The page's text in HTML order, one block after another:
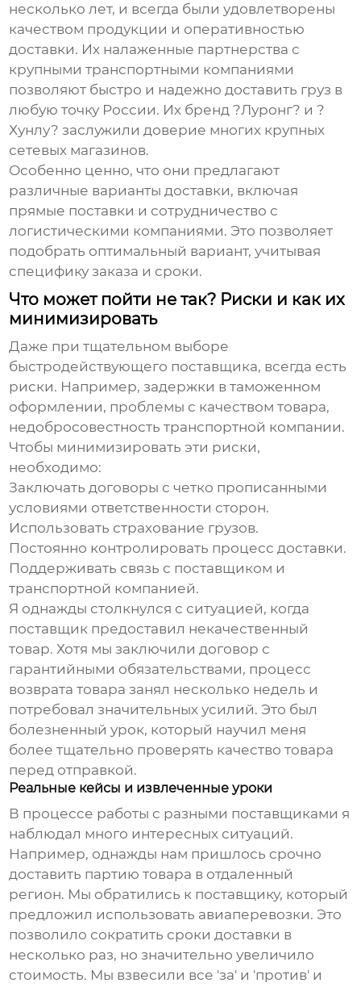
несколько лет, и всегда были удовлетворены
качеством продукции и оперативностью
доставки. Их налаженные партнерства с
крупными транспортными компаниями
позволяют быстро и надежно доставить груз в
любую точку России. Их бренд ?Луронг? и ?
Хунлу? заслужили доверие многих крупных
сетевых магазинов.
Особенно ценно, что они предлагают
различные варианты доставки, включая
прямые поставки и сотрудничество с
логистическими компаниями. Это позволяет
подобрать оптимальный вариант, учитывая
специфику заказа и сроки.
Что может пойти не так? Риски и как их
минимизировать
Даже при тщательном выборе
быстродействующего поставщика, всегда есть
риски. Например, задержки в таможенном
оформлении, проблемы с качеством товара,
недобросовестность транспортной компании.
Чтобы минимизировать эти риски,
необходимо:
Заключать договоры с четко прописанными
условиями ответственности сторон.
Использовать страхование грузов.
Постоянно контролировать процесс доставки.
Поддерживать связь с поставщиком и
транспортной компанией.
Я однажды столкнулся с ситуацией, когда
поставщик предоставил некачественный
товар. Хотя мы заключили договор с
гарантийными обязательствами, процесс
возврата товара занял несколько недель и
потребовал значительных усилий. Это был
болезненный урок, который научил меня
более тщательно проверять качество товара
перед отправкой.
Реальные кейсы и извлеченные уроки
В процессе работы с разными поставщиками я
наблюдал много интересных ситуаций.
Например, однажды нам пришлось срочно
доставить партию товара в отдаленный
регион. Мы обратились к поставщику, который
предложил использовать авиаперевозки. Это
позволило сократить сроки доставки в
несколько раз, но значительно увеличило
стоимость. Мы взвесили все 'за' и 'против' и